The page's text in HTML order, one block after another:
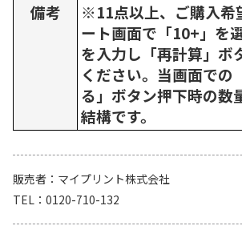
備考
※11点以上、ご購入希
ート画面で「10+」を
を入力し「再計算」ボ
ください。当画面での
る」ボタン押下時の数
結構です。
販売者
マイプリント株式会社
TEL
0120-710-132